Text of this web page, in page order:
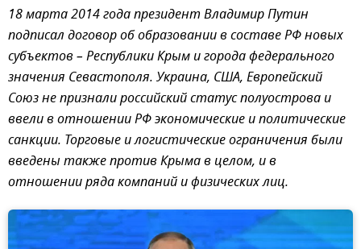
18 марта 2014 года президент Владимир Путин
подписал договор об образовании в составе РФ новых
субъектов – Республики Крым и города федерального
значения Севастополя. Украина, США, Европейский
Союз не признали российский статус полуострова и
ввели в отношении РФ экономические и политические
санкции. Торговые и логистические ограничения были
введены также против Крыма в целом, и в
отношении ряда компаний и физических лиц.